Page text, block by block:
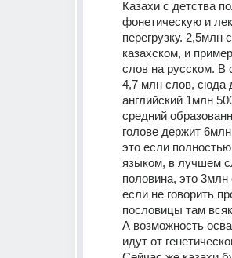
Казахи с детства
фонетическую и
перегрузку. 2,5млн
казахском, и
слов на русском. В
4,7 млн слов, сюда
английский 1млн
средний
голове держит
это если
языком, в лучшем
половина, это
если не говорить
пословицы там
А возможность
идут от